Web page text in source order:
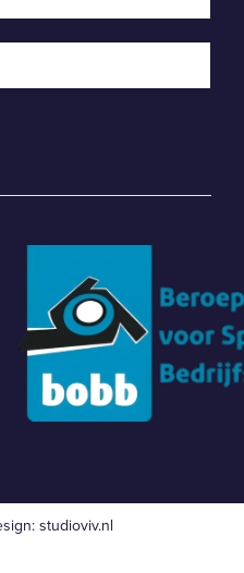
studioviv.nl